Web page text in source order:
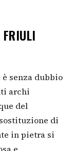
FRIULI
senza dubbio
archi
del
di
in pietra si
e